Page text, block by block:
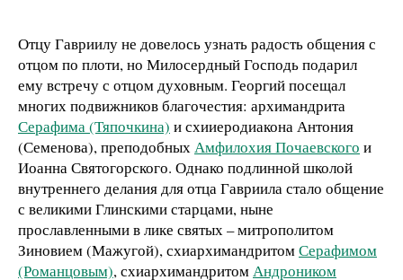
Отцу Гавриилу не довелось узнать радость общения с
отцом по плоти, но Милосердный Господь подарил
ему встречу с отцом духовным. Георгий посещал
многих подвижников благочестия: архимандрита
Серафима (Тяпочкина) и схииеродиакона Антония
(Семенова), преподобныхАмфилохия Почаевского и
Иоанна Святогорского. Однако подлинной школой
внутреннего делания для отца Гавриила стало общение
с великими Глинскими старцами, ныне
прославленными в лике святых – митрополитом
Зиновием (Мажугой), схиархимандритомСерафимом
(Романцовым), схиархимандритомАндроником